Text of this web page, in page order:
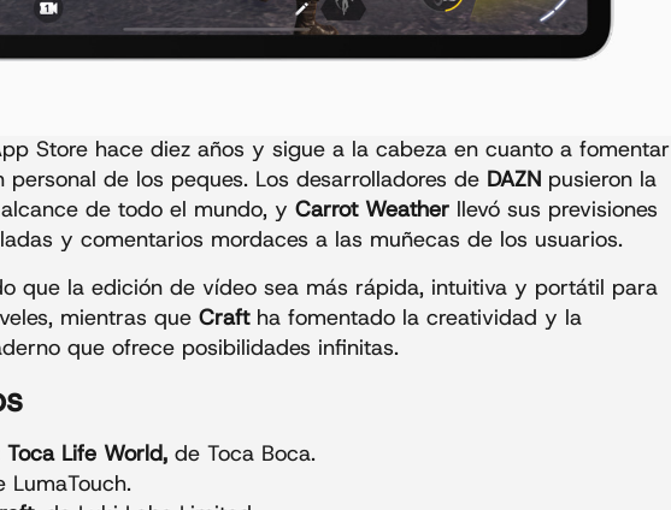
Store hace diez años y sigue a la cabeza en cuanto a fomentar
de los peques. Los desarrolladores de DAZN pusieron la
de todo el mundo, y Carrot Weather llevó sus previsiones
y comentarios mordaces a las muñecas de los usuarios.
que la edición de vídeo sea más rápida, intuitiva y portátil para
mientras que Craftha fomentado la creatividad y la
que ofrece posibilidades infinitas.
Toca Life World, de Toca Boca.
LumaTouch.